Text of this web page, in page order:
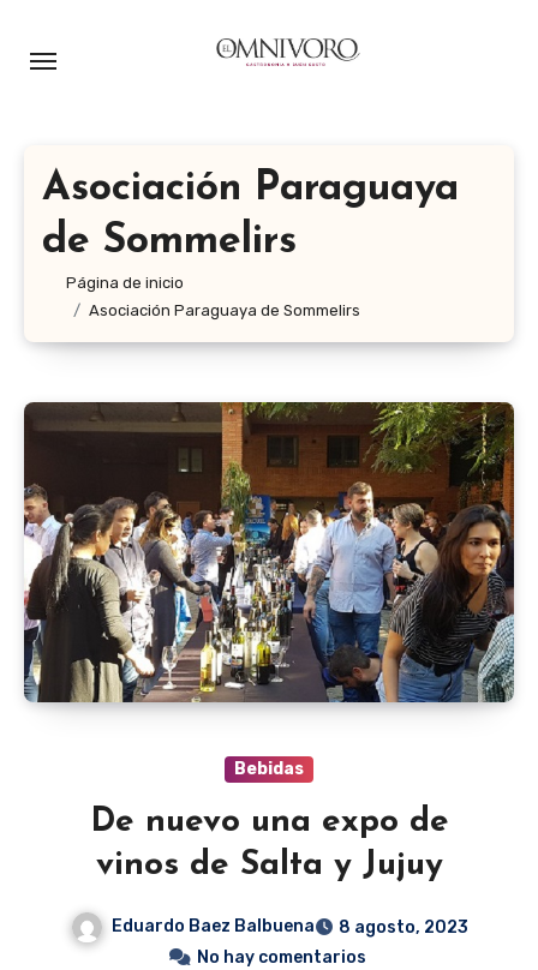
Asociación Paraguaya
de Sommelirs
Página de inicio
Asociación Paraguaya de Sommelirs
Bebidas
De nuevo una expo de
vinos de Salta y Jujuy
Eduardo Baez Balbuena
8 agosto, 2023
No hay comentarios